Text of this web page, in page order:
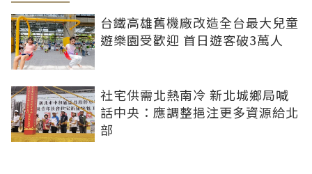
台鐵高雄舊機廠改造全台最大兒童
遊樂園受歡迎 首日遊客破3萬人
社宅供需北熱南冷 新北城鄉局喊
話中央：應調整挹注更多資源給北
部